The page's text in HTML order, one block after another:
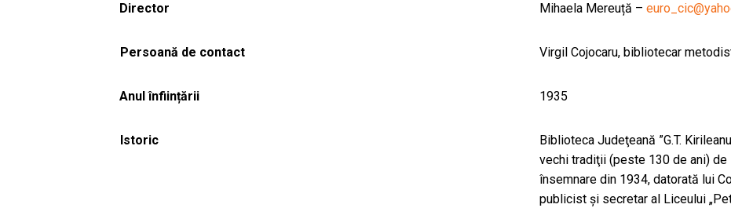
Director Mihaela Mereuță –
Persoană de contact Virgil Cojocaru, bibliotecar
Anul înființării 1935
Istoric
Biblioteca Judeţeană ”G.T.
vechi tradiţii (peste 130 de ani)
însemnare din 1934, datorată lui
publicist şi secretar al Liceului